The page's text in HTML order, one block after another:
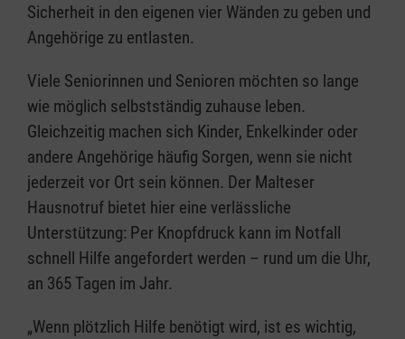
Sicherheit in den eigenen vier Wänden zu geben und
Angehörige zu entlasten.
Viele Seniorinnen und Senioren möchten so lange
wie möglich selbstständig zuhause leben.
Gleichzeitig machen sich Kinder, Enkelkinder oder
andere Angehörige häufig Sorgen, wenn sie nicht
jederzeit vor Ort sein können. Der Malteser
Hausnotruf bietet hier eine verlässliche
Unterstützung: Per Knopfdruck kann im Notfall
schnell Hilfe angefordert werden – rund um die Uhr,
an 365 Tagen im Jahr.
„Wenn plötzlich Hilfe benötigt wird, ist es wichtig,